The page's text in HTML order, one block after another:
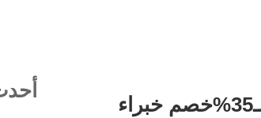
شركة رش مبيدات بالرياض بـ35%خصم خبراء